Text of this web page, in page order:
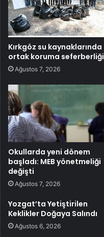
Kırkgöz su kaynaklarında
ortak koruma seferberliği
Ağustos 7, 2026
Okullarda yeni dönem
başladı: MEB yönetmeliği
değişti
Ağustos 7, 2026
Yozgat’ta Yetiştirilen
Keklikler Doğaya Salındı
Ağustos 6, 2026